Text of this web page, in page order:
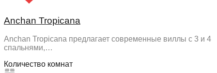
Anchan Tropicana
Anchan Tropicana предлагает современные виллы с 3 и 4
спальнями,…
Количество комнат